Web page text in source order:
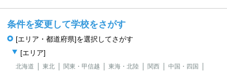
条件を変更して学校をさがす
[エリア・都道府県]を選択してさがす
[エリア]
北海道 東北 関東・甲信越 東海・北陸 関西
中国・四国